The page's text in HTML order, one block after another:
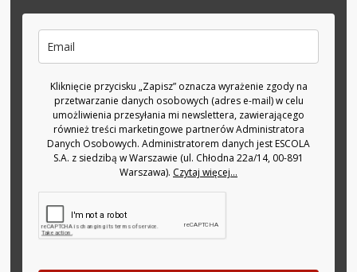
Kliknięcie przycisku „Zapisz” oznacza wyrażenie zgody na
przetwarzanie danych osobowych (adres e-mail) w celu
umożliwienia przesyłania mi newslettera, zawierającego
również treści marketingowe partnerów Administratora
Danych Osobowych. Administratorem danych jest ESCOLA
S.A. z siedzibą w Warszawie (ul. Chłodna 22a/14, 00-891
Warszawa). Czytaj więcej...